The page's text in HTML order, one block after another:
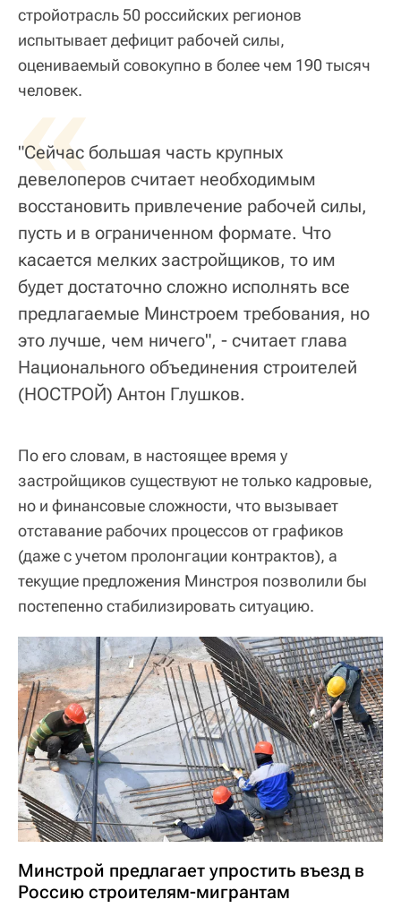
стройотрасль 50 российских регионов
испытывает дефицит рабочей силы,
оцениваемый совокупно в более чем 190 тысяч
человек.
«
"Сейчас большая часть крупных
девелоперов считает необходимым
восстановить привлечение рабочей силы,
пусть и в ограниченном формате. Что
касается мелких застройщиков, то им
будет достаточно сложно исполнять все
предлагаемые Минстроем требования, но
это лучше, чем ничего", - считает глава
Национального объединения строителей
(НОСТРОЙ) Антон Глушков.
По его словам, в настоящее время у
застройщиков существуют не только кадровые,
но и финансовые сложности, что вызывает
отставание рабочих процессов от графиков
(даже с учетом пролонгации контрактов), а
текущие предложения Минстроя позволили бы
постепенно стабилизировать ситуацию.
Минстрой предлагает упростить въезд в
Россию строителям-мигрантам